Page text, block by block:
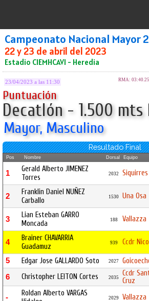
Campeonato Nacional Mayor
22 y 23 de abril del 2023
Estadio CIEMHCAVI - Heredia
23/04/2023 a las 11:30 RMA:
Puntuación
Decatlón - 1.500 mts
Mayor, Masculino
Resultado Final
Pos Nombre Dorsal Equipo
1
Gerald Alberto JIMENEZ
Torres
2032 Siquirres
2
Franklin Daniel NUÑEZ
Carballo
1530 Una Osa
3
Lian Esteban GARRO
Moncada
188 Vallazza
4
Brainer CHAVARRIA
Guadamuz
939 Ccdr
5 Edgar Jose GALLARDO Soto 2027
6 Christopher LEITON Cortes 2035
Ccdr
Cruz
-
Roldan Alberto VARGAS
2029 Vallazza